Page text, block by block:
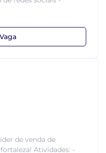
de venda de
Atividades: -